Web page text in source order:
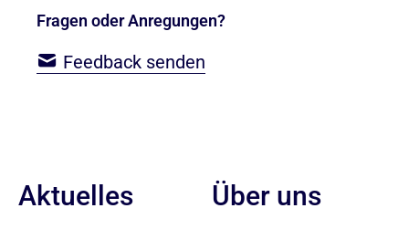
Fragen oder Anregungen?
Feedback senden
Aktuelles Über uns